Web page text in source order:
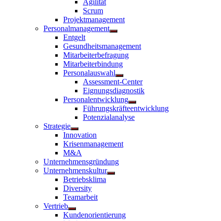
anzeigen
Agilität
Scrum
Projektmanagement
Personalmanagement
Untermenü
Entgelt
Gesundheitsmanagement
Mitarbeiterbefragung
Mitarbeiterbindung
Personalauswahl
Untermenü
anzeigen
Assessment-Center
Eignungsdiagnostik
Personalentwicklung
Untermenü
anzeigen
Führungskräfteentwicklung
Potenzialanalyse
Strategie
Untermenü
anzeigen
Innovation
Krisenmanagement
M&A
Unternehmensgründung
Unternehmenskultur
Untermenü
Betriebsklima
Diversity
Teamarbeit
Vertrieb
Untermenü
anzeigen
Kundenorientierung